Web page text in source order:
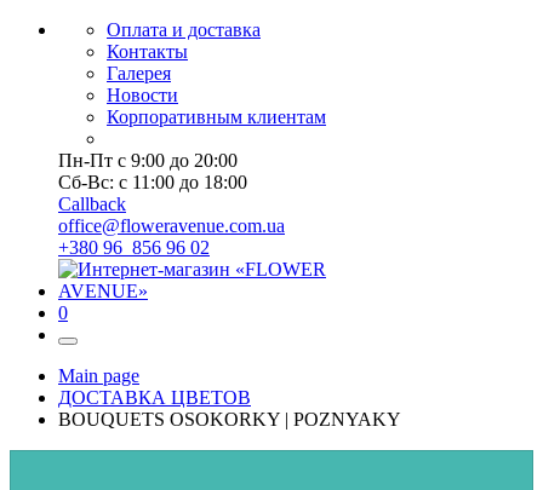
Оплата и доставка
Контакты
Галерея
Новости
Корпоративным клиентам
Пн-Пт с 9:00 до 20:00
Сб-Вс: с 11:00 до 18:00
Callback
office@floweravenue.com.ua
+380 96 856 96 02
0
Main page
ДОСТАВКА ЦВЕТОВ
BOUQUETS OSOKORKY | POZNYAKY